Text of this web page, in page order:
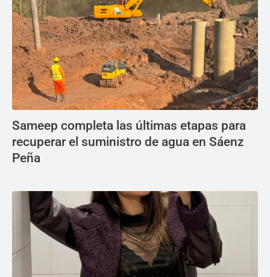
Sameep completa las últimas etapas para
recuperar el suministro de agua en Sáenz
Peña